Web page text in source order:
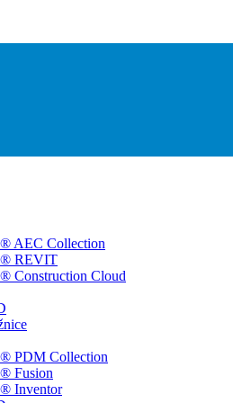
AEC Collection
REVIT
Construction Cloud
PDM Collection
Fusion
Inventor